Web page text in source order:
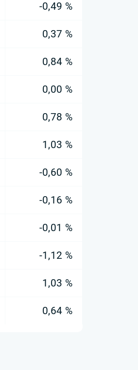
-0,49 %
0,37 %
0,84 %
0,00 %
0,78 %
1,03 %
-0,60 %
-0,16 %
-0,01 %
-1,12 %
1,03 %
0,64 %